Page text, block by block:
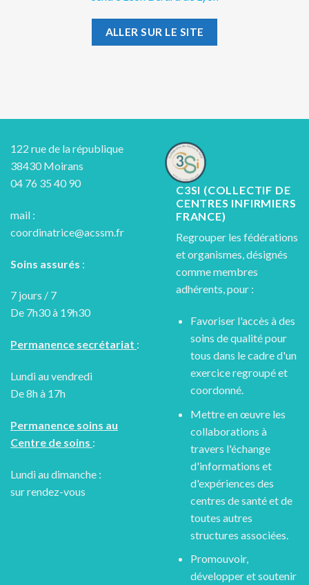
ALLER SUR LE SITE
122 rue de la république
38430 Moirans
04 76 35 40 90
mail :
coordinatrice@acssm.fr
Soins assurés :
7 jours / 7
De 7h30 à 19h30
Permanence secrétariat :
Lundi au vendredi
De 8h à 17h
Permanence soins au
Centre de soins :
Lundi au dimanche :
sur rendez-vous
C3SI (COLLECTIF DE
CENTRES INFIRMIERS
FRANCE)
Regrouper les fédérations
et organismes, désignés
comme membres
adhérents, pour :
Favoriser l'accès à des
soins de qualité pour
tous dans le cadre d'un
exercice regroupé et
coordonné.
Mettre en œuvre les
collaborations à
travers l'échange
d'informations et
d'expériences des
centres de santé et de
toutes autres
structures associées.
Promouvoir,
développer et soutenir